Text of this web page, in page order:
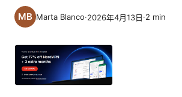
Marta Blanco·2026年4月13日·2 min